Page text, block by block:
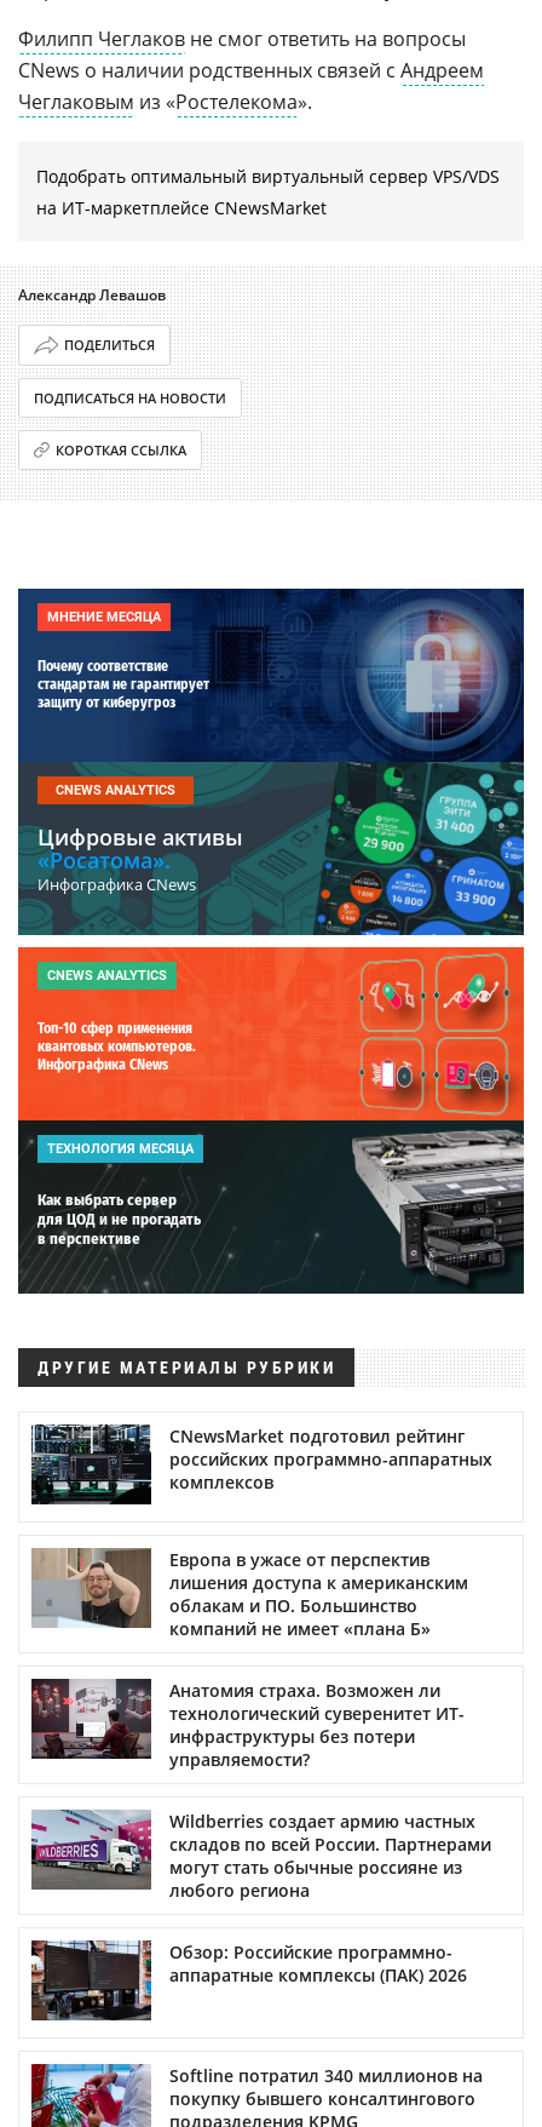
Филипп Чеглаков не смог ответить на вопросы
CNews о наличии родственных связей с Андреем
Чеглаковым из «Ростелекома».
Подобрать оптимальный виртуальный сервер VPS/VDS
на ИТ-маркетплейсе CNewsMarket
Александр Левашов
ПОДЕЛИТЬСЯ
ПОДПИСАТЬСЯ НА НОВОСТИ
КОРОТКАЯ ССЫЛКА
МНЕНИЕ МЕСЯЦА
Почему соответствие
стандартам не гарантирует
защиту от киберугроз
CNEWS ANALYTICS
Цифровые активы
«Росатома».
Инфографика CNews
CNEWS ANALYTICS
Топ-10 сфер применения
квантовых компьютеров.
Инфографика CNews
ТЕХНОЛОГИЯ МЕСЯЦА
Как выбрать сервер
для ЦОД и не прогадать
в перспективе
ДРУГИЕ МАТЕРИАЛЫ РУБРИКИ
CNewsMarket подготовил рейтинг
российских программно-аппаратных
комплексов
Европа в ужасе от перспектив
лишения доступа к американским
облакам и ПО. Большинство
компаний не имеет «плана Б»
Анатомия страха. Возможен ли
технологический суверенитет ИТ-
инфраструктуры без потери
управляемости?
Wildberries создает армию частных
складов по всей России. Партнерами
могут стать обычные россияне из
любого региона
Обзор: Российские программно-
аппаратные комплексы (ПАК) 2026
Softline потратил 340 миллионов на
покупку бывшего консалтингового
подразделения KPMG